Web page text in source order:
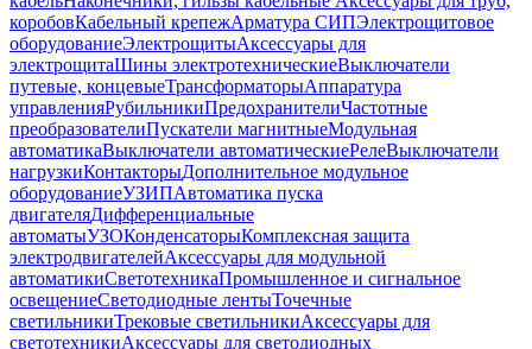
коробовКабельный крепежАрматура СИПЭлектрощитовое
оборудованиеЭлектрощитыАксессуары для
электрощитаШины электротехническиеВыключатели
путевые, концевыеТрансформаторыАппаратура
управленияРубильникиПредохранителиЧастотные
преобразователиПускатели магнитныеМодульная
автоматикаВыключатели автоматическиеРелеВыключатели
нагрузкиКонтакторыДополнительное модульное
оборудованиеУЗИПАвтоматика пуска
двигателяДифференциальные
автоматыУЗОКонденсаторыКомплексная защита
электродвигателейАксессуары для модульной
автоматикиСветотехникаПромышленное и сигнальное
освещениеСветодиодные лентыТочечные
светильникиТрековые светильникиАксессуары для
светотехникиАксессуары для светодиодных